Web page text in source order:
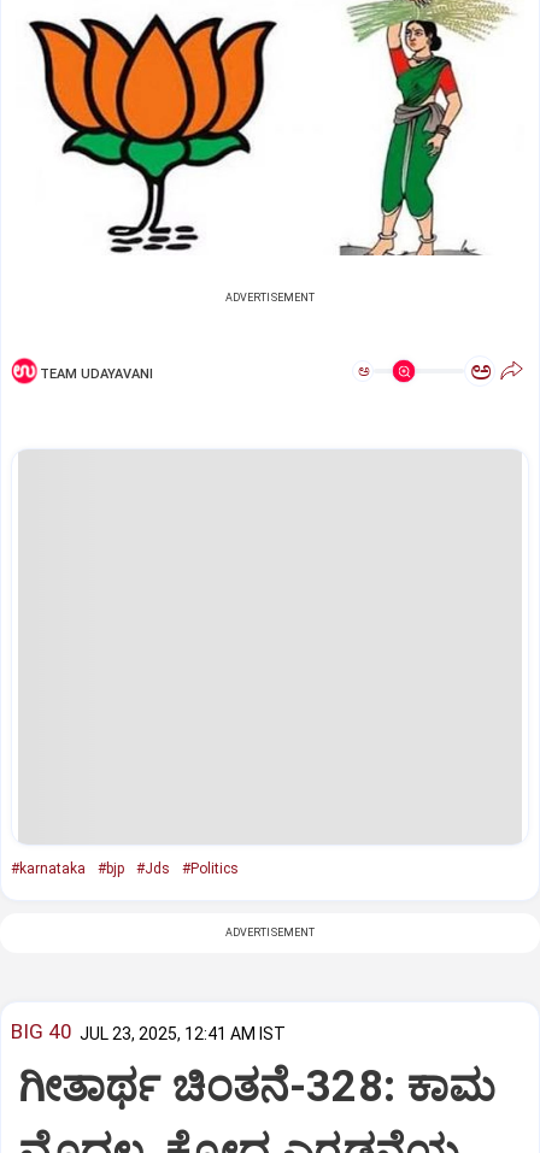
ADVERTISEMENT
TEAM UDAYAVANI ಅ ಅ
#karnataka #bjp #Jds #Politics
ADVERTISEMENT
BIG 40 JUL 23, 2025, 12:41 AM IST
ಗೀತಾರ್ಥ ಚಿಂತನೆ-328: ಕಾಮ